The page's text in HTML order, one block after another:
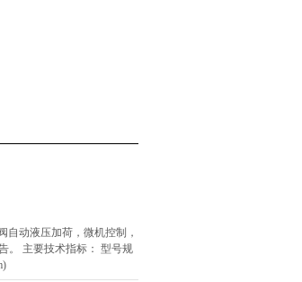
自动液压加荷，微机控制，
。 主要技术指标： 型号规